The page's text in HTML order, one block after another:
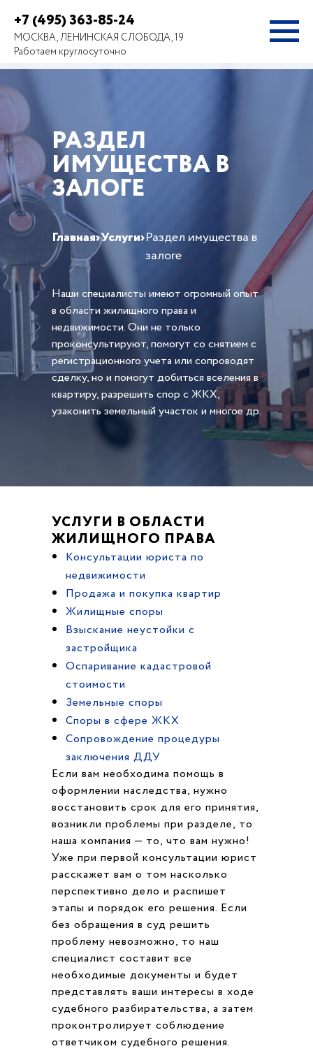
+7 (495) 363-85-24
МОСКВА, ЛЕНИНСКАЯ СЛОБОДА, 19
Работаем круглосуточно
РАЗДЕЛ
ИМУЩЕСТВА В
ЗАЛОГЕ
Главная›Услуги›Раздел имущества в
залоге
Наши специалисты имеют огромный опыт
в области жилищного права и
недвижимости. Они не только
проконсультируют, помогут со снятием с
регистрационного учета или сопроводят
сделку, но и помогут добиться вселения в
квартиру, разрешить спор с ЖКХ,
узаконить земельный участок и многое др.
УСЛУГИ В ОБЛАСТИ
ЖИЛИЩНОГО ПРАВА
Консультации юриста по
недвижимости
Продажа и покупка квартир
Жилищные споры
Взыскание неустойки с
застройщика
Оспаривание кадастровой
стоимости
Земельные споры
Споры в сфере ЖКХ
Cопровождение процедуры
заключения ДДУ
Если вам необходима помощь в
оформлении наследства, нужно
восстановить срок для его принятия,
возникли проблемы при разделе, то
наша компания — то, что вам нужно!
Уже при первой консультации юрист
расскажет вам о том насколько
перспективно дело и распишет
этапы и порядок его решения. Если
без обращения в суд решить
проблему невозможно, то наш
специалист составит все
необходимые документы и будет
представлять ваши интересы в ходе
судебного разбирательства, а затем
проконтролирует соблюдение
ответчиком судебного решения.